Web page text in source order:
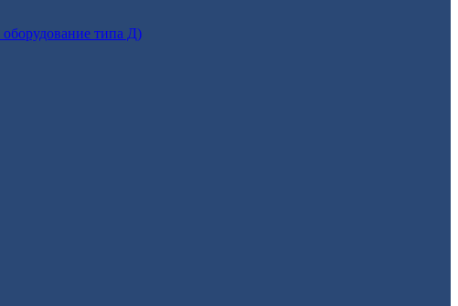
оборудование типа Д)